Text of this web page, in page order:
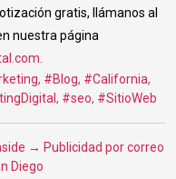
gratis, llámanos al
nuestra página
, #Blog, #California,
, #seo, #SitioWeb
→ Publicidad por correo
Diego